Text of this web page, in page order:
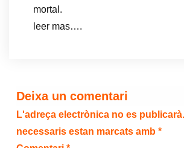
mortal.
leer mas….
Deixa un comentari
L'adreça electrònica no es publicarà.
necessaris estan marcats amb *